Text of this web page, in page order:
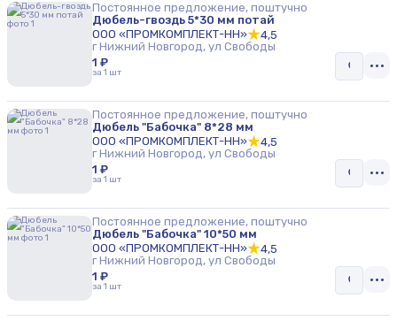
Постоянное предложение, поштучно
Дюбель-гвоздь 5*30 мм потай
ООО «ПРОМКОМПЛЕКТ-НН»
4,5
г Нижний Новгород, ул Свободы
1 ₽
за 1 шт
Постоянное предложение, поштучно
Дюбель "Бабочка" 8*28 мм
ООО «ПРОМКОМПЛЕКТ-НН»
4,5
г Нижний Новгород, ул Свободы
1 ₽
за 1 шт
Постоянное предложение, поштучно
Дюбель "Бабочка" 10*50 мм
ООО «ПРОМКОМПЛЕКТ-НН»
4,5
г Нижний Новгород, ул Свободы
1 ₽
за 1 шт